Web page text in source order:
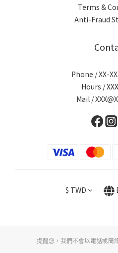
Terms &
Anti-Fraud
Phone / XX-
Hours /
Mail /
$ TWD
提醒您，我們不會以電話或簡